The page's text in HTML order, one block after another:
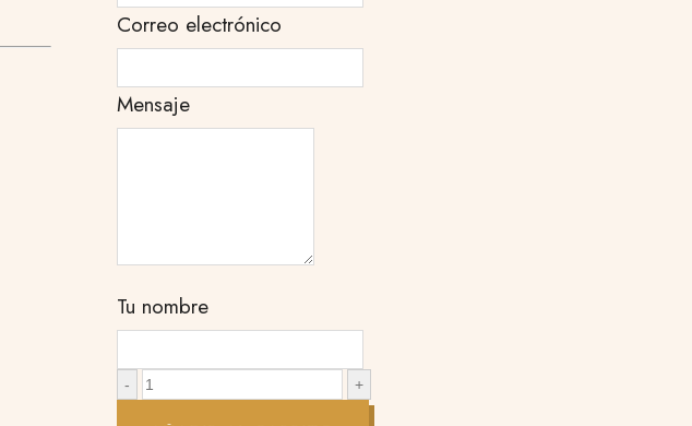
Correo electrónico
Mensaje
Tu nombre